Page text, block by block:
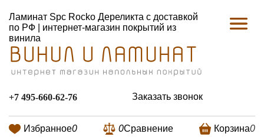
Ламинат Spc Rocko Дереликта с доставкой
по РФ | интернет-магазин покрытий из
винила
+7 495-660-62-76 Заказать звонок
Избранное0 0Сравнение Корзина0